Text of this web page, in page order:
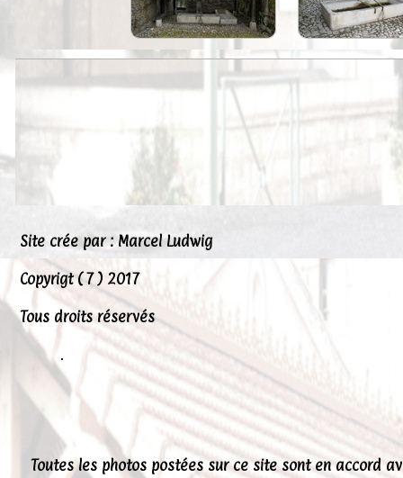
Outils-des-Lavandières
Cartes Postales-Anciennes et
Peintures
Site crée par : Marcel Ludwig
Copyrigt ( 7 ) 2017
Tous droits réservés
.
Toutes les photos postées sur ce site sont en accord